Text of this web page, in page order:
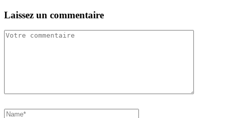
Laissez un commentaire